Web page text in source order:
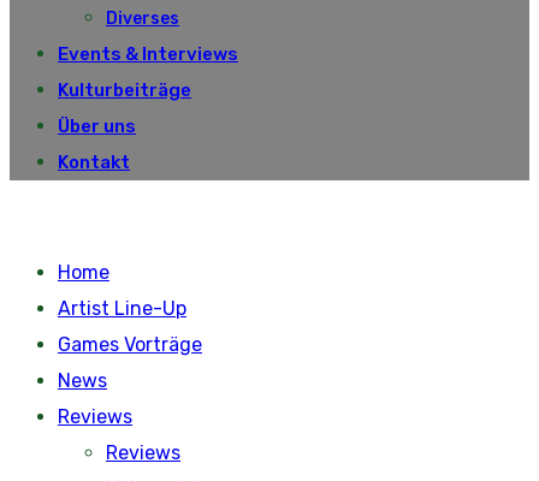
Diverses
Events & Interviews
Kulturbeiträge
Über uns
Kontakt
Home
Artist Line-Up
Games Vorträge
News
Reviews
Reviews